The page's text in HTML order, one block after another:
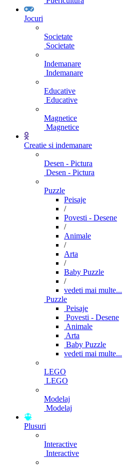
Jocuri
Societate
Societate
Indemanare
Indemanare
Educative
Educative
Magnetice
Magnetice
Creatie si indemanare
Desen - Pictura
Desen - Pictura
Puzzle
Peisaje
/
Povesti - Desene
/
Animale
/
Arta
/
Baby Puzzle
/
vedeti mai multe...
Puzzle
Peisaje
Povesti - Desene
Animale
Arta
Baby Puzzle
vedeti mai multe...
LEGO
LEGO
Modelaj
Modelaj
Plusuri
Interactive
Interactive